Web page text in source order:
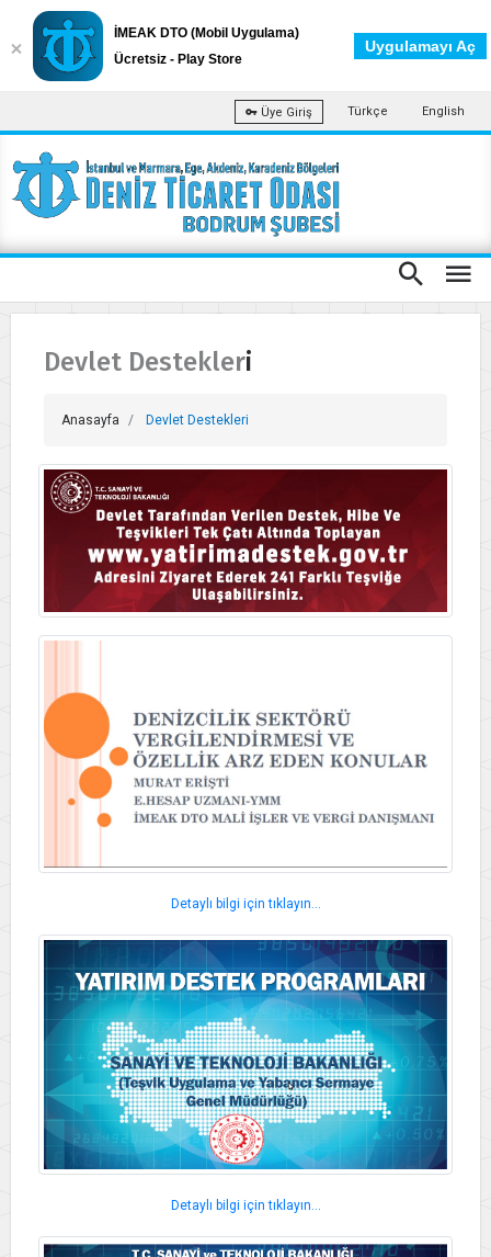
Üye Giriş Türkçe English
Devlet Destekleri
Anasayfa Devlet Destekleri
Detaylı bilgi için tıklayın...
Detaylı bilgi için tıklayın...
İMEAK DTO (Mobil Uygulama)
Ücretsiz - Play Store
Uygulamayı Aç